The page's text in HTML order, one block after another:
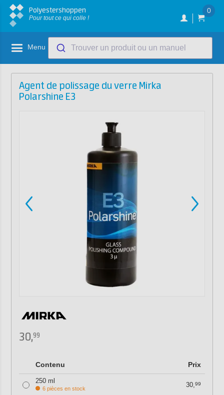
Polyestershoppen
Pour tout ce qui colle !
0
Menu Trouver un produit ou un manuel
Agent de polissage du verre Mirka
Polarshine E3
30,99
Contenu Prix
250 ml
6 pièces en stock 30,99